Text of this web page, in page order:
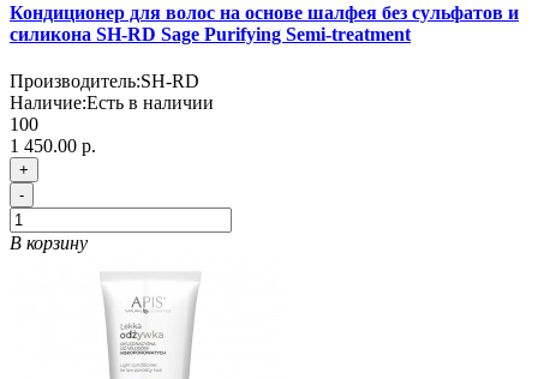
Кондиционер для волос на основе шалфея без сульфатов и
силикона SH-RD Sage Purifying Semi-treatment
Производитель:SH-RD
Наличие:Есть в наличии
100
1 450.00 р.
+
-
В корзину